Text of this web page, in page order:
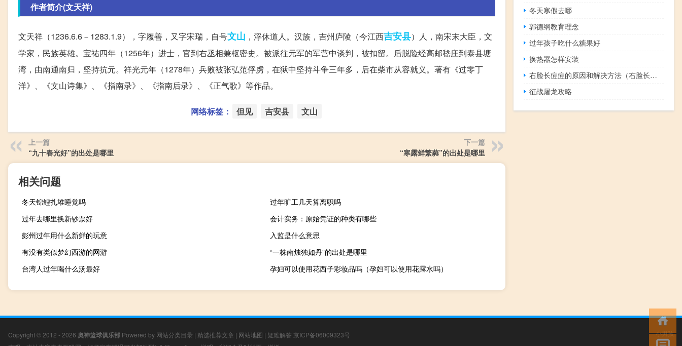
作者简介(文天祥)
文天祥（1236.6.6－1283.1.9），字履善，又字宋瑞，自号文山 ，浮休道人。汉族，吉州庐陵（今江西吉安县）人，南宋末大臣，文
学家，民族英雄。宝祐四年（1256年）进士，官到右丞相兼枢密史。被派往元军的军营中谈判，被扣留。后脱险经高邮嵇庄到泰县塘
湾，由南通南归，坚持抗元。祥光元年（1278年）兵败被张弘范俘虏，在狱中坚持斗争三年多，后在柴市从容就义。著有《过零丁
洋》、《文山诗集》、《指南录》、《指南后录》、《正气歌》等作品。
网络标签： 但见 吉安县 文山
上一篇
“九十春光好”的出处是哪里
下一篇
“寒露鲜繁蕤”的出处是哪里
相关问题
冬天锦鲤扎堆睡觉吗
过年旷工几天算离职吗
过年去哪里换新钞票好
会计实务：原始凭证的种类有哪些
彭州过年用什么新鲜的玩意
入监是什么意思
有没有类似梦幻西游的网游
“一株南烛独如丹”的出处是哪里
台湾人过年喝什么汤最好
孕妇可以使用花西子彩妆品吗（孕妇可以使用花露水吗）
冬天寒假去哪
郭德纲教育理念
过年孩子吃什么糖果好
换热器怎样安装
右脸长痘痘的原因和解决方法（右脸长痘的原因及调理）
征战屠龙攻略
Copyright © 2012 - 2026 奥神篮球俱乐部 Powered by 网站分类目录 | 精选推荐文章 | 网站地图 | 疑难解答 京ICP备06009323号
小男孩